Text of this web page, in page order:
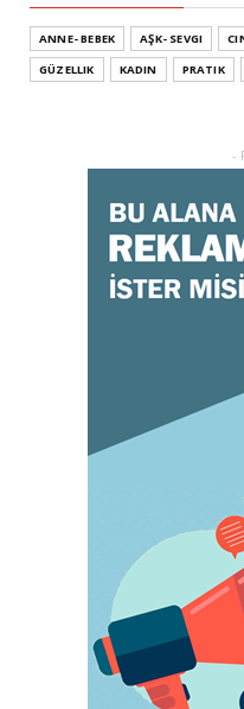
Leke ve çatlak
Dufold
Doğru
Orgazm olan
ANNE- BEBEK AŞK- SEVGI
GÜZELLIK
KADIN PRATIK
-